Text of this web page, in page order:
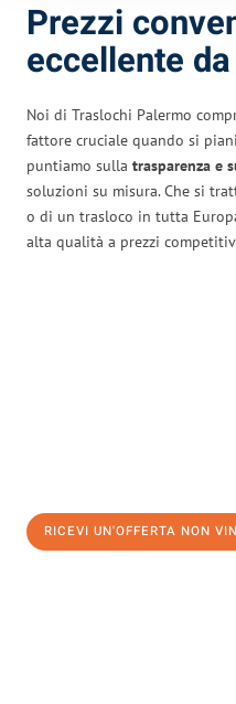
Prezzi
eccellente
Noi di Traslochi Palermo
fattore cruciale quando si
puntiamo sulla trasparenza e
soluzioni su misura. Che si
o di un trasloco in tutta
alta qualità a prezzi
RICEVI UN'OFFERTA NON